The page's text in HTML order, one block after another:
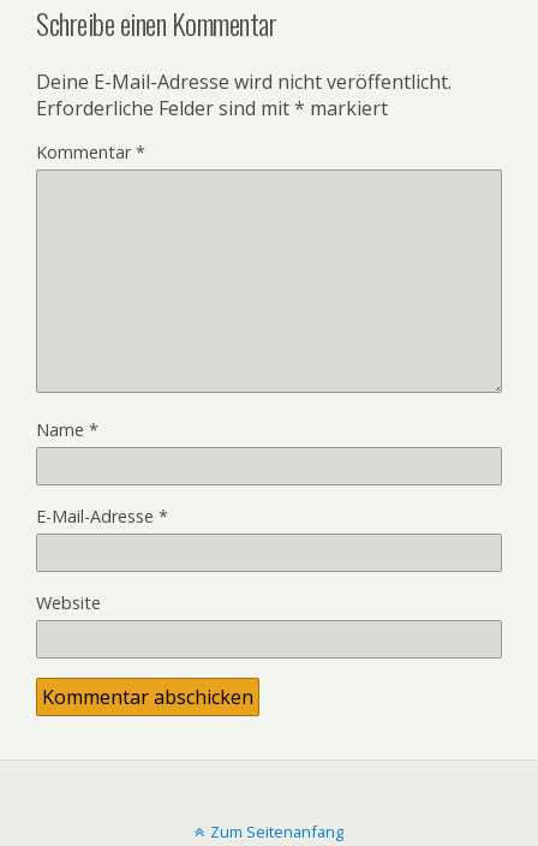
Schreibe einen Kommentar
Deine E-Mail-Adresse wird nicht veröffentlicht.
Erforderliche Felder sind mit* markiert
Kommentar*
Name *
E-Mail-Adresse *
Website
Zum Seitenanfang